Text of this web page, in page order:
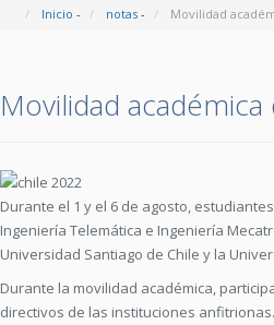
Inicio - notas - Movilidad
Movilidad académica
Durante el 1 y el 6 de agosto,
Ingeniería Telemática e Ingeniería
Universidad Santiago de Chile y la
Durante la movilidad académica,
directivos de las instituciones